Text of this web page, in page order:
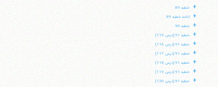
+ خطبه 89
+ ادامه خطبه 89
+ خطبه 90
+ خطبه 91 (درس 115)
+ خطبه 91 (درس 116)
+ خطبه 91 (درس 117)
+ خطبه 91 (درس 118)
+ خطبه 91 (درس 119)
+ خطبه 91 (درس 120)